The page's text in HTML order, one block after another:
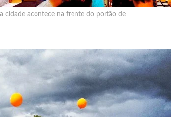
cidade acontece na frente do portão de